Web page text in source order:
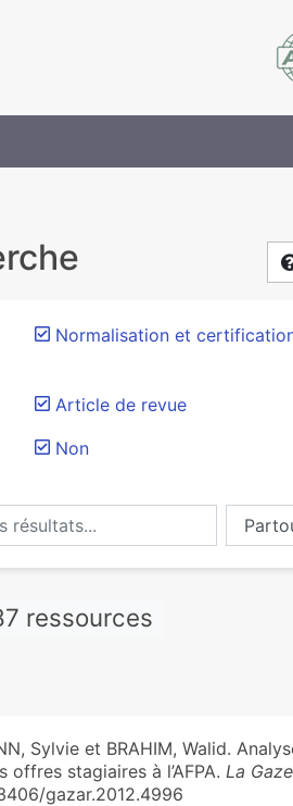
Normalisation et
Article de revue
Non
ressources
Sylvie et BRAHIM, Walid.
stagiaires à l’AFPA. La
gazar.2012.4996